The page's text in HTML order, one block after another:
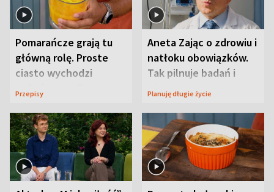
Pomarańcze grają tu
główną rolę. Proste
ciasto wychodzi
wyjątkowo wilgotne
Przepisy
Aneta Zając o zdrowiu i
natłoku obowiązków.
Tak pilnuje badań i
wizyt
Planuję długie życie